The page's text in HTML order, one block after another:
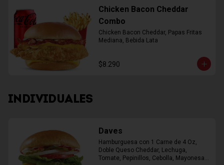
Chicken Bacon Cheddar
Combo
Chicken Bacon Cheddar, Papas Fritas
Mediana, Bebida Lata
$8.290
INDIVIDUALES
Daves
Hamburguesa con 1 Carne de 4 Oz,
Doble Queso Cheddar, Lechuga,
Tomate, Pepinillos, Cebolla, Mayonesa,